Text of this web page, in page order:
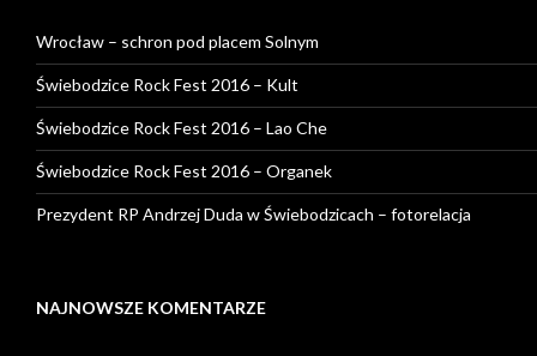
Wrocław – schron pod placem Solnym
Świebodzice Rock Fest 2016 – Kult
Świebodzice Rock Fest 2016 – Lao Che
Świebodzice Rock Fest 2016 – Organek
Prezydent RP Andrzej Duda w Świebodzicach – fotorelacja
NAJNOWSZE KOMENTARZE